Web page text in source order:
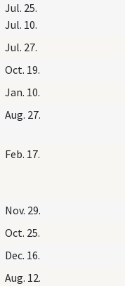
Jul. 25.
Jul. 10.
Jul. 27.
Oct. 19.
Jan. 10.
Aug. 27.
Feb. 17.
Nov. 29.
Oct. 25.
Dec. 16.
Aug. 12.